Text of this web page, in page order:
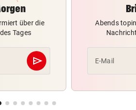
über die
Tages
send
Abschicken
Abends
E-Mail